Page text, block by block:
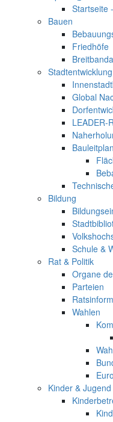
Startseite
Bauen
Friedhöfe
Stadtentwicklung
Global
LEADER-
Bildung
Schule &
Rat & Politik
Organe
Parteien
Wahlen
Kinder & Jugend